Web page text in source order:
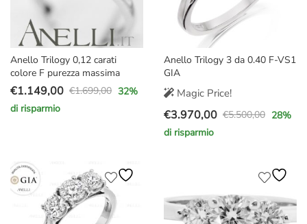
Anello Trilogy 0,12 carati
colore F purezza massima
€1.699,00
Il
prezzo
€1.699,00.
€1.149,00
Il
prezzo
€1.149,00.
32%
di risparmio
Anello Trilogy 3 da 0.40 F-VS1
GIA
Magic Price!
€5.500,00
Il
prezzo
€3.970,00
Il
prezzo
28%
di risparmio